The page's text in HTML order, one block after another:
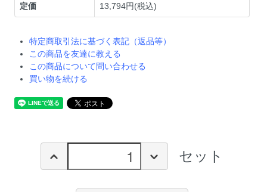
定価 13,794円(税込)
特定商取引法に基づく表記（返品等）
この商品を友達に教える
この商品について問い合わせる
買い物を続ける
セット